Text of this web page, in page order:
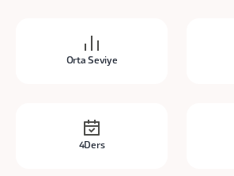
Orta Seviye
4Ders